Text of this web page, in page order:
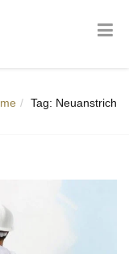
Tag: Neuanstrich